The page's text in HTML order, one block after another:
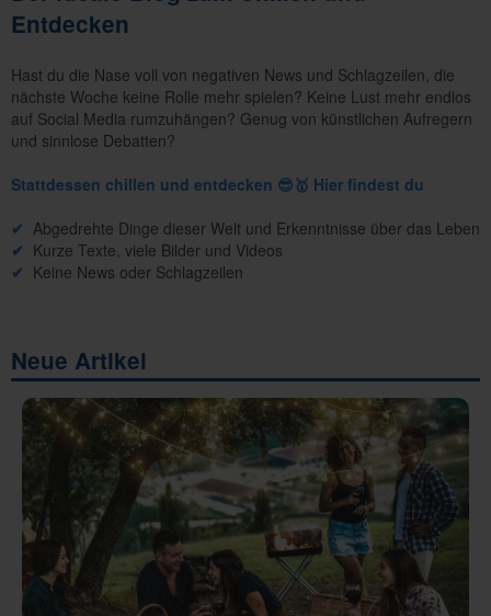
Entdecken
Hast du die Nase voll von negativen News und Schlagzeilen, die
nächste Woche keine Rolle mehr spielen? Keine Lust mehr endlos
auf Social Media rumzuhängen? Genug von künstlichen Aufregern
und sinnlose Debatten?
Stattdessen chillen und entdecken 😎🥇 Hier findest du
✔ Abgedrehte Dinge dieser Welt und Erkenntnisse über das Leben
✔ Kurze Texte, viele Bilder und Videos
✔ Keine News oder Schlagzeilen
Neue Artikel